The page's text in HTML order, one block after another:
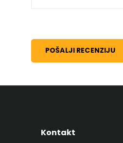
POŠALJI RECENZIJU
Kontakt